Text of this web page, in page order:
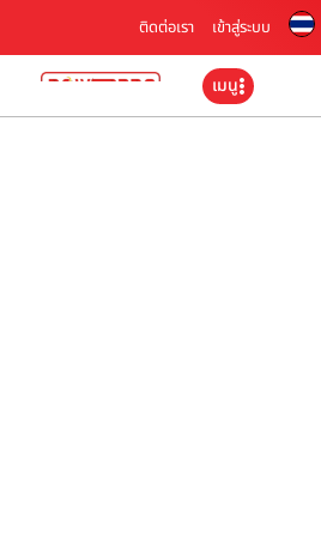
ติดต่อเรา เข้าสู่ระบบ
เมนู